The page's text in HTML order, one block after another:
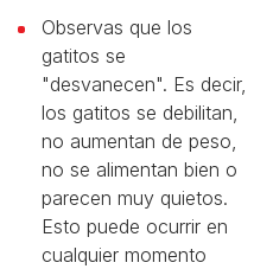
Observas que los
gatitos se
"desvanecen". Es decir,
los gatitos se debilitan,
no aumentan de peso,
no se alimentan bien o
parecen muy quietos.
Esto puede ocurrir en
cualquier momento